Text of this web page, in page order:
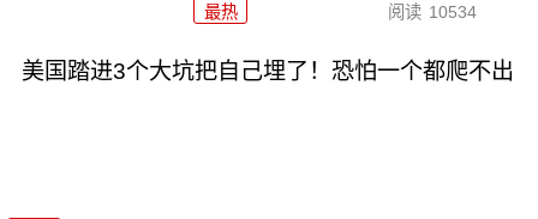
最热 阅读 10534
美国踏进3个大坑把自己埋了！恐怕一个都爬不出